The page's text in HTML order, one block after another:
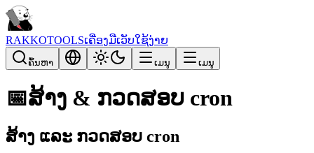
RAKKOTOOLSເຄື່ອງມືເວັບໃຊ້ງ່າຍ
ຄົ້ນຫາ ເມນູ ເມນູ
📅ສ້າງ & ກວດສອບ cron
ສ້າງ ແລະ ກວດສອບ cron